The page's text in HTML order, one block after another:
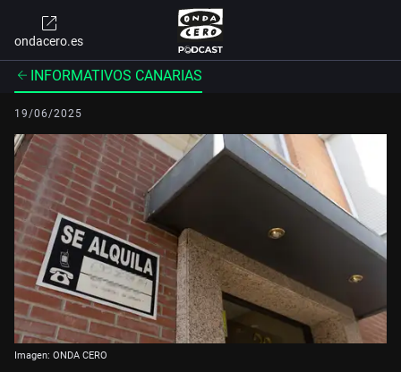
ondacero.es
INFORMATIVOS CANARIAS
19/06/2025
Imagen: ONDA CERO